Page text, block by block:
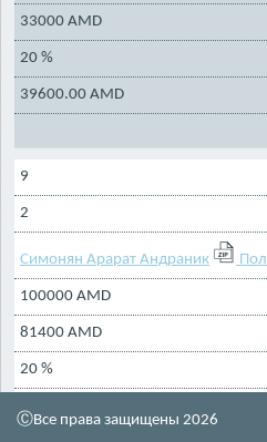
33000 AMD
20 %
39600.00 AMD
9
2
Симонян Арарат Андраник
100000 AMD
81400 AMD
20 %
97680 AMD
ⒸВсе права защищены 2026